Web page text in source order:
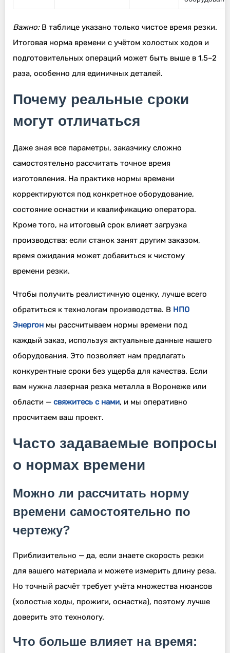
Важно:В таблице указано только чистое время резки.
Итоговая норма времени с учётом холостых ходов и
подготовительных операций может быть выше в 1,5–2
раза, особенно для единичных деталей.
Почему реальные сроки
могут отличаться
Даже зная все параметры, заказчику сложно
самостоятельно рассчитать точное время
изготовления. На практике нормы времени
корректируются под конкретное оборудование,
состояние оснастки и квалификацию оператора.
Кроме того, на итоговый срок влияет загрузка
производства: если станок занят другим заказом,
время ожидания может добавиться к чистому
времени резки.
Чтобы получить реалистичную оценку, лучше всего
обратиться к технологам производства. В НПО
Энергон мы рассчитываем нормы времени под
каждый заказ, используя актуальные данные нашего
оборудования. Это позволяет нам предлагать
конкурентные сроки без ущерба для качества. Если
вам нужна лазерная резка металла в Воронеже или
области — свяжитесь с нами, и мы оперативно
просчитаем ваш проект.
Часто задаваемые вопросы
о нормах времени
Можно ли рассчитать норму
времени самостоятельно по
чертежу?
Приблизительно — да, если знаете скорость резки
для вашего материала и можете измерить длину реза.
Но точный расчёт требует учёта множества нюансов
(холостые ходы, прожиги, оснастка), поэтому лучше
доверить это технологу.
Что больше влияет на время: